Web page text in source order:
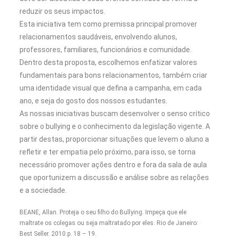
reduzir os seus impactos.
Esta iniciativa tem como premissa principal promover
relacionamentos saudáveis, envolvendo alunos,
professores, familiares, funcionários e comunidade.
Dentro desta proposta, escolhemos enfatizar valores
fundamentais para bons relacionamentos, também criar
uma identidade visual que defina a campanha, em cada
ano, e seja do gosto dos nossos estudantes.
As nossas iniciativas buscam desenvolver o senso crítico
sobre o bullying e o conhecimento da legislação vigente. A
partir destas, proporcionar situações que levem o aluno a
refletir e ter empatia pelo próximo, para isso, se torna
necessário promover ações dentro e fora da sala de aula
que oportunizem a discussão e análise sobre as relações
e a sociedade.
BEANE, Allan. Proteja o seu filho do Bullying. Impeça que ele
maltrate os colegas ou seja maltratado por eles. Rio de Janeiro:
Best Seller. 2010.p. 18 – 19.